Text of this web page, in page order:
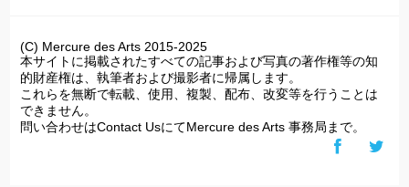
(C) Mercure des Arts 2015-2025
本サイトに掲載されたすべての記事および写真の著作権等の知
的財産権は、執筆者および撮影者に帰属します。
これらを無断で転載、使用、複製、配布、改変等を行うことは
できません。
問い合わせはContact UsにてMercure des Arts 事務局まで。